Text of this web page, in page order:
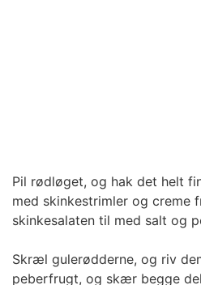
Pil rødløget, og hak det helt
med skinkestrimler og creme
skinkesalaten til med salt og
Skræl gulerødderne, og riv
peberfrugt, og skær begge